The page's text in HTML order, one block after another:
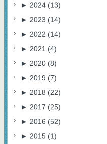
► 2024 (13)
► 2023 (14)
► 2022 (14)
► 2021 (4)
► 2020 (8)
► 2019 (7)
► 2018 (22)
► 2017 (25)
► 2016 (52)
► 2015 (1)